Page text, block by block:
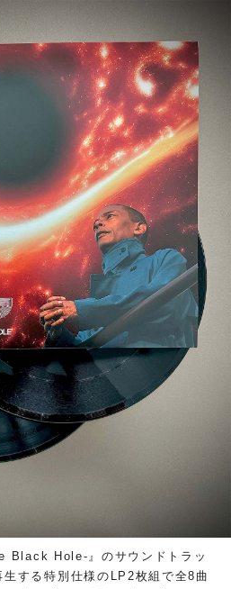
Black Hole-』のサウンドトラッ
する特別仕様のLP2枚組で全8曲